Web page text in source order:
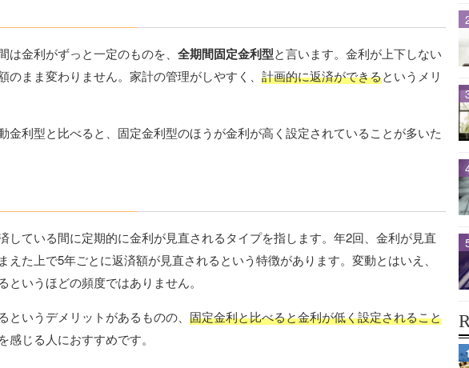
金利がずっと一定のものを、 全期間固定金利型と言います。金利が上下しない
のまま変わりません。家計の管理がしやすく、 計画的に返済ができるというメリ
金利型と比べると、固定金利型のほうが金利が高く設定されていることが多いた
している間に定期的に金利が見直されるタイプを指します。年2回、金利が見直
えた上で5年ごとに返済額が見直されるという特徴があります。変動とはいえ、
というほどの頻度ではありません。
いうデメリットがあるものの、 固定金利と比べると金利が低く設定されること
感じる人におすすめです。